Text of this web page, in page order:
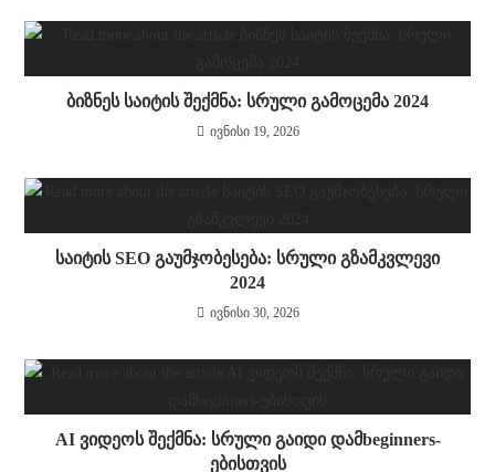
ბიზნეს საიტის შექმნა: სრული გამოცემა 2024
ივნისი 19, 2026
საიტის SEO გაუმჯობესება: სრული გზამკვლევი
2024
ივნისი 30, 2026
AI ვიდეოს შექმნა: სრული გაიდი დამbeginners-
ებისთვის